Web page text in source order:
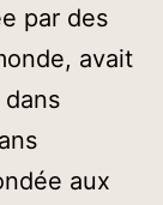
par des
avait
aux